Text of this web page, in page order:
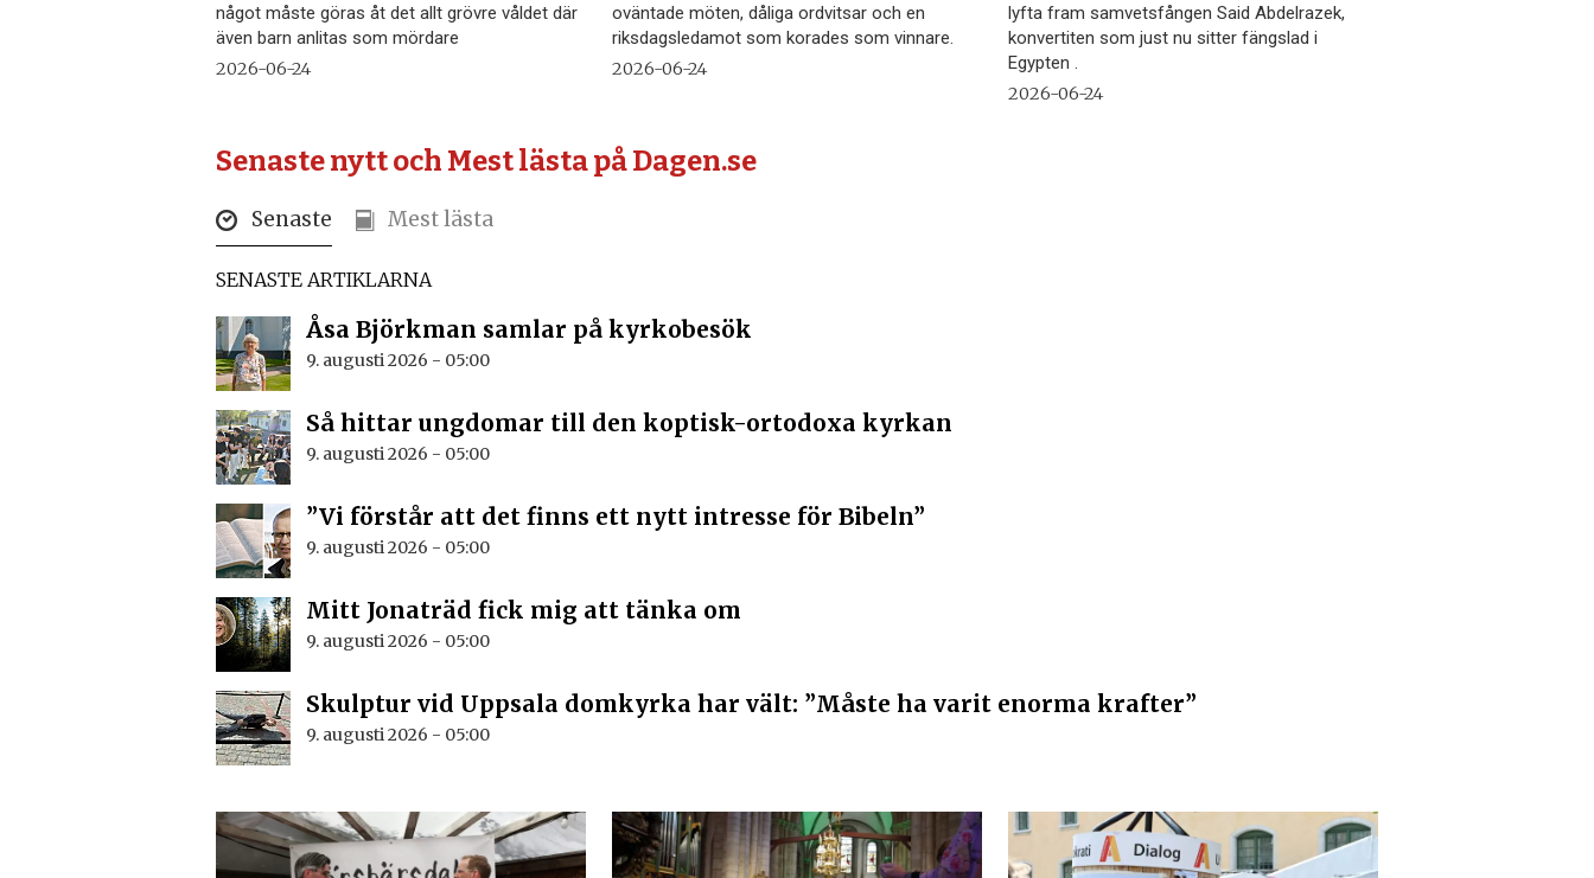
något måste göras åt det allt grövre våldet där
även barn anlitas som mördare
2026-06-24
oväntade möten, dåliga ordvitsar och en
riksdagsledamot som korades som vinnare.
2026-06-24
lyfta fram samvetsfången Said Abdelrazek,
konvertiten som just nu sitter fängslad i
Egypten .
2026-06-24
Senaste nytt och Mest lästa på Dagen.se
Senaste Mest lästa
SENASTE ARTIKLARNA
Åsa Björkman samlar på kyrkobesök
9. augusti 2026 - 05:00
Så hittar ungdomar till den koptisk-ortodoxa kyrkan
9. augusti 2026 - 05:00
”Vi förstår att det finns ett nytt intresse för Bibeln”
9. augusti 2026 - 05:00
Mitt Jonaträd fick mig att tänka om
9. augusti 2026 - 05:00
Skulptur vid Uppsala domkyrka har vält: ”Måste ha varit enorma krafter”
9. augusti 2026 - 05:00